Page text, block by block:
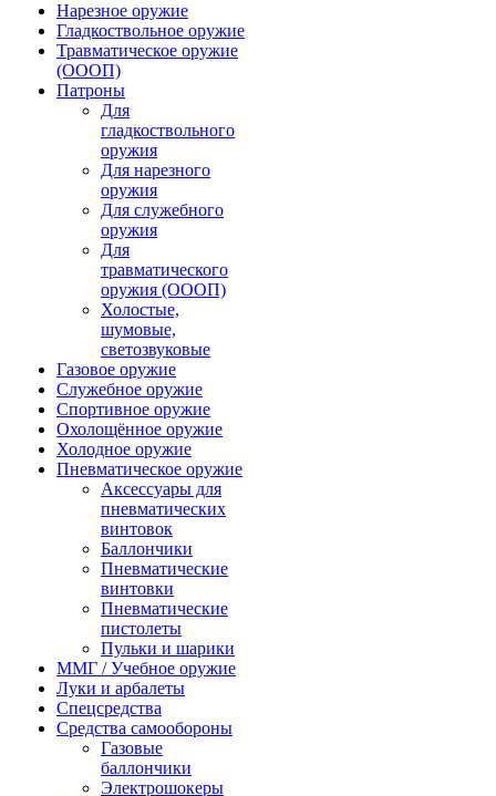
Нарезное оружие
Гладкоствольное оружие
Травматическое оружие
(ОООП)
Патроны
Для
гладкоствольного
оружия
Для нарезного
оружия
Для служебного
оружия
Для
травматического
оружия (ОООП)
Холостые,
шумовые,
светозвуковые
Газовое оружие
Служебное оружие
Спортивное оружие
Охолощённое оружие
Холодное оружие
Пневматическое оружие
Аксессуары для
пневматических
винтовок
Баллончики
Пневматические
винтовки
Пневматические
пистолеты
Пульки и шарики
ММГ / Учебное оружие
Луки и арбалеты
Спецсредства
Средства самообороны
Газовые
баллончики
Электрошокеры